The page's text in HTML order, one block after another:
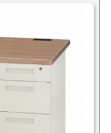
用条件はこちら）
まで
ます。
・川崎」「千葉県
す。
となります。